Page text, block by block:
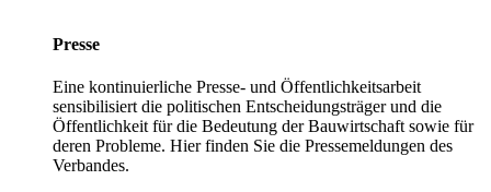
Presse
Eine kontinuierliche Presse- und Öffentlichkeitsarbeit
sensibilisiert die politischen Entscheidungsträger und die
Öffentlichkeit für die Bedeutung der Bauwirtschaft sowie für
deren Probleme. Hier finden Sie die Pressemeldungen des
Verbandes.